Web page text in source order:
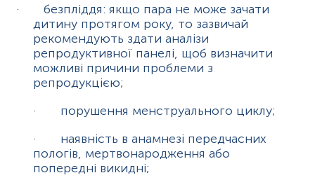
·
безпліддя: якщо пара не може зачати
дитину протягом року, то зазвичай
рекомендують здати аналізи
репродуктивної панелі, щоб визначити
можливі причини проблеми з
репродукцією;
·
порушення менструального циклу;
·
наявність в анамнезі передчасних
пологів, мертвонародження або
попередні викидні;